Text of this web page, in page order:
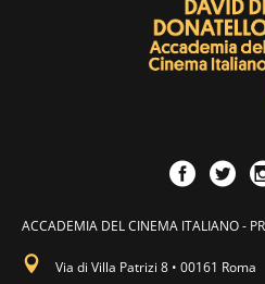
ACCADEMIA DEL CINEMA ITALIANO -
Via di Villa Patrizi 8 • 00161 Roma